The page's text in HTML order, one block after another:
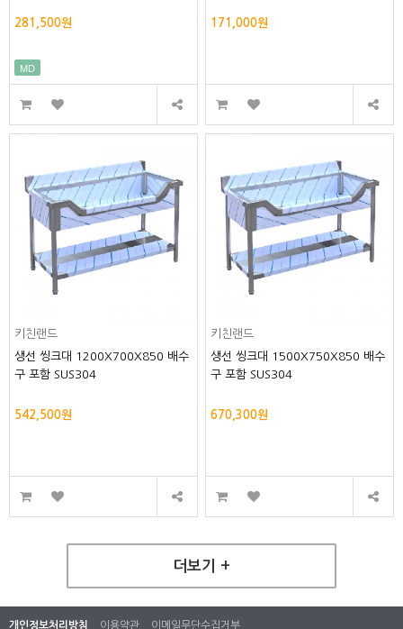
281,500원
MD
171,000원
키친랜드
생선 씽크대 1200X700X850 배수
구 포함 SUS304
542,500원
키친랜드
생선 씽크대 1500X750X850 배수
구 포함 SUS304
670,300원
더보기 +
개인정보처리방침 이용약관 이메일무단수집거부